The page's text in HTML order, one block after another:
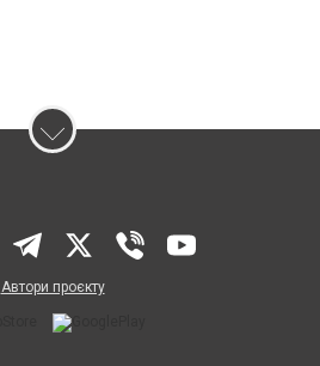
Автори проєкту